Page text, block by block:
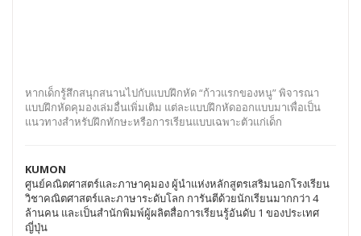
หากเด็กรู้สึกสนุกสนานไปกับแบบฝึกหัด “ก้าวแรกของหนู” พิจารณา
แบบฝึกหัดคุมองเล่มอื่นเพิ่มเติม แต่ละแบบฝึกหัดออกแบบมาเพื่อเป็น
แนวทางสำหรับฝึกทักษะหรือการเรียนแบบเฉพาะตัวแก่เด็ก
KUMON
ศูนย์คณิตศาสตร์และภาษาคุมอง ผู้นำแห่งหลักสูตรเสริมนอกโรงเรียน
วิชาคณิตศาสตร์และภาษาระดับโลก การันตีด้วยนักเรียนมากกว่า 4
ล้านคน และเป็นสำนักพิมพ์ผู้ผลิตสื่อการเรียนรู้อันดับ 1 ของประเทศ
ญี่ปุ่น